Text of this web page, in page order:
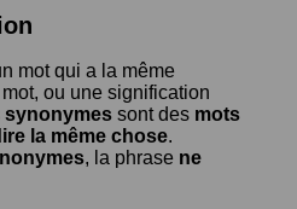
mot qui a la même
ou une signification
synonymes sont des mots
la même chose.
, la phrase ne